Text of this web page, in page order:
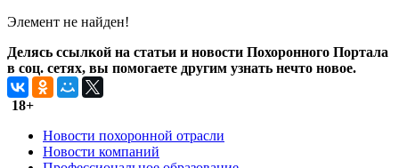
Элемент не найден!
Делясь ссылкой на статьи и новости Похоронного Портала
в соц. сетях, вы помогаете другим узнать нечто новое.
18+
Новости похоронной отрасли
Новости компаний